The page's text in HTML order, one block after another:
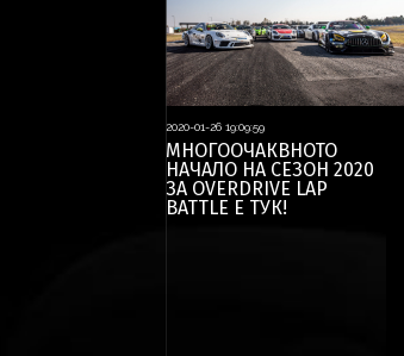
2020-01-26 19:09:59
МНОГООЧАКВНОТО
НАЧАЛО НА СЕЗОН 2020
ЗА OVERDRIVE LAP
BATTLE Е ТУК!